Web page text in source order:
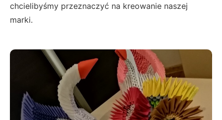
chcielibyśmy przeznaczyć na kreowanie naszej
marki.